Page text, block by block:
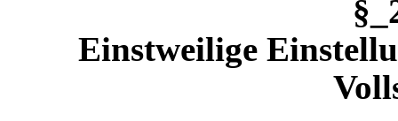
Einstweilige